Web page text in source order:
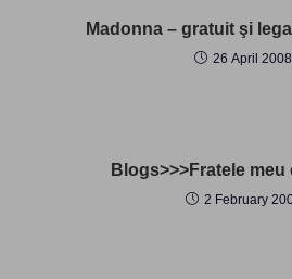
Madonna – gratuit şi
26 April 2008
Blogs>>>Fratele meu
2 February